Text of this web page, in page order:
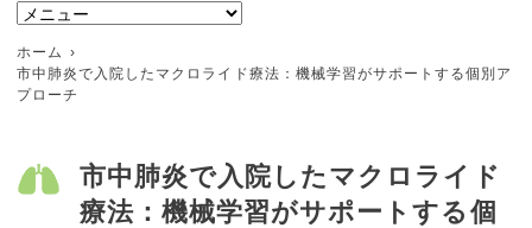
ホーム
市中肺炎で入院したマクロライド療法：機械学習がサポートする個別ア
プローチ
市中肺炎で入院したマクロライド
療法：機械学習がサポートする個